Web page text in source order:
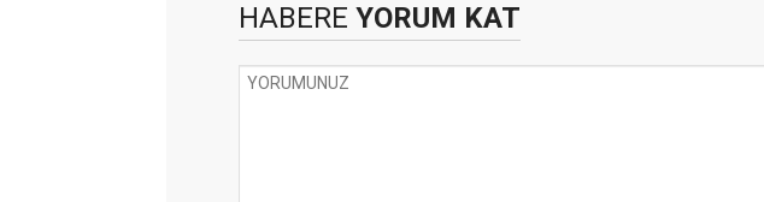
HABERE YORUM KAT